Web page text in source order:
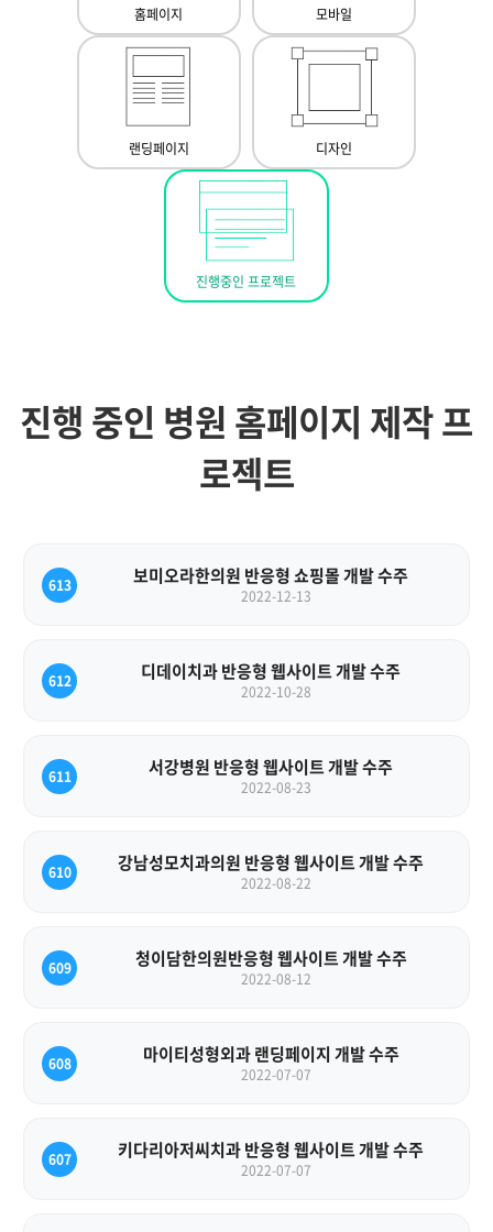
홈페이지 모바일
랜딩페이지 디자인
진행중인 프로젝트
진행 중인 병원 홈페이지 제작 프
로젝트
613 보미오라한의원 반응형 쇼핑몰 개발 수주
2022-12-13
612 디데이치과 반응형 웹사이트 개발 수주
2022-10-28
611 서강병원 반응형 웹사이트 개발 수주
2022-08-23
610 강남성모치과의원 반응형 웹사이트 개발 수주
2022-08-22
609 청이담한의원반응형 웹사이트 개발 수주
2022-08-12
608 마이티성형외과 랜딩페이지 개발 수주
2022-07-07
607 키다리아저씨치과 반응형 웹사이트 개발 수주
2022-07-07